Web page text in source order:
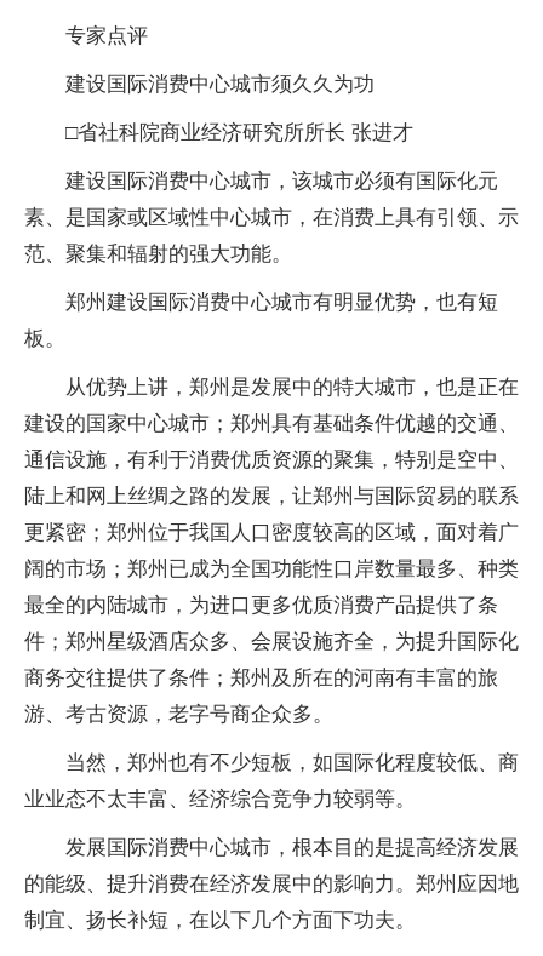
专家点评
建设国际消费中心城市须久久为功
□省社科院商业经济研究所所长 张进才
建设国际消费中心城市，该城市必须有国际化元
素、是国家或区域性中心城市，在消费上具有引领、示
范、聚集和辐射的强大功能。
郑州建设国际消费中心城市有明显优势，也有短
板。
从优势上讲，郑州是发展中的特大城市，也是正在
建设的国家中心城市；郑州具有基础条件优越的交通、
通信设施，有利于消费优质资源的聚集，特别是空中、
陆上和网上丝绸之路的发展，让郑州与国际贸易的联系
更紧密；郑州位于我国人口密度较高的区域，面对着广
阔的市场；郑州已成为全国功能性口岸数量最多、种类
最全的内陆城市，为进口更多优质消费产品提供了条
件；郑州星级酒店众多、会展设施齐全，为提升国际化
商务交往提供了条件；郑州及所在的河南有丰富的旅
游、考古资源，老字号商企众多。
当然，郑州也有不少短板，如国际化程度较低、商
业业态不太丰富、经济综合竞争力较弱等。
发展国际消费中心城市，根本目的是提高经济发展
的能级、提升消费在经济发展中的影响力。郑州应因地
制宜、扬长补短，在以下几个方面下功夫。